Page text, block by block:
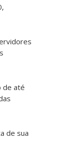
de até
de sua